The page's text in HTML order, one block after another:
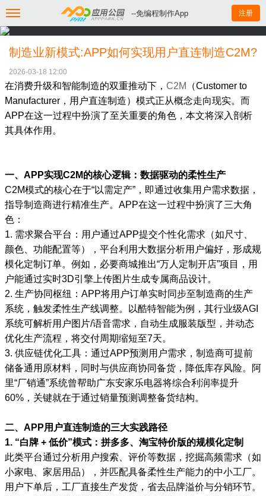
--免编程制作App 注册
制造业新模式:APP如何实现用户直连制造C2M?
2026-03-18 12:00
在消费升级和智能制造的双重推动下， C2M
（Customer to
Manufacturer，用户直连制造）模式正从概念走向现实。而
APP在这一过程中扮演了至关重要的角色，本文将深入剖析
其具体作用。
一、APP实现C2M的核心逻辑：数据驱动的柔性生产
C2M模式的核心在于“以需定产”，即通过收集用户需求数据，
指导制造商进行精准生产。APP在这一过程中扮演了三大角
色：
1. 需求聚合平台：用户通过APP提交个性化需求（如尺寸、
颜色、功能配置等），平台利用大数据分析用户偏好，形成规
模化定制订单。例如，必要商城推出“万人定制开店”项目，用
户能通过实时3D引擎上传图片生成专属商品设计。
2. 生产协同枢纽：APP将用户订单实时同步至制造商的生产
系统，触发柔性生产线调整。以酷特智能为例，其行业级AGI
系统可解析用户图片/语音需求，自动生成服装版型，并动态
优化生产流程，将交付周期缩短至7天。
3. 供应链优化工具：通过APP预测用户需求，制造商可提前
储备通用原材料，同时与供应商协同备货，降低库存风险。阿
里“厂销通”系统曾帮助广东安家乐电器将综合利润率提升
60%，关键就在于通过销量预测调整备货结构。
二、APP用户直连制造的三大实践路径
1. “白牌 + 低价”模式：拼多多、淘宝特价版的规模化定制
此类平台通过分析用户搜索、评价等数据，挖掘高频需求（如
小家电、家居用品），并匹配具备柔性生产能力的中小工厂。
用户下单后，工厂直接生产发货，省去品牌溢价与分销环节。